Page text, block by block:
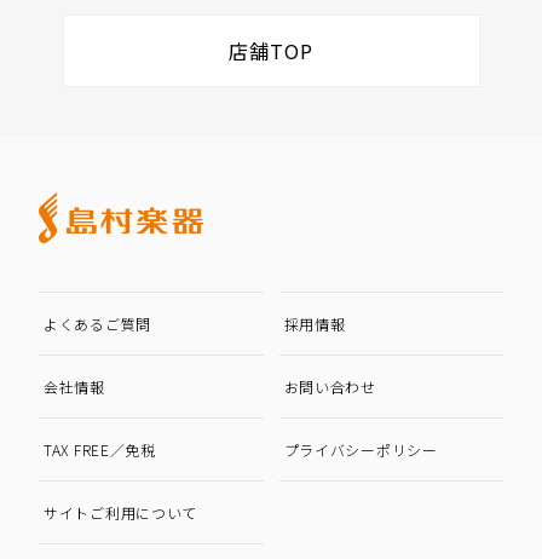
店舗TOP
よくあるご質問 採用情報
会社情報 お問い合わせ
TAX FREE／免税 プライバシーポリシー
サイトご利用について